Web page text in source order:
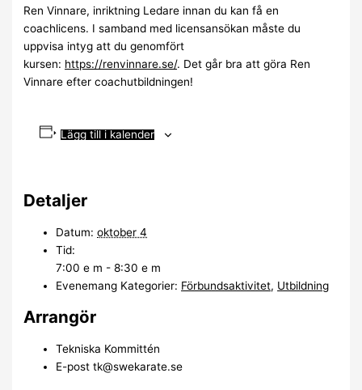
Ren Vinnare, inriktning Ledare innan du kan få en
coachlicens. I samband med licensansökan måste du
uppvisa intyg att du genomfört
kursen: https://renvinnare.se/. Det går bra att göra Ren
Vinnare efter coachutbildningen!
Lägg till i kalender
Detaljer
Datum: oktober 4
Tid:
7:00 e m - 8:30 e m
Evenemang Kategorier: Förbundsaktivitet, Utbildning
Arrangör
Tekniska Kommittén
E-posttk@swekarate.se